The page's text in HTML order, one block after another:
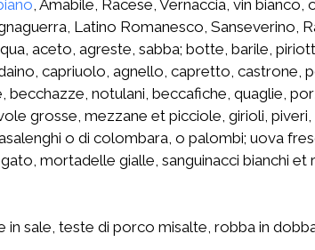
, Amabile, Racese, Vernaccia, vin
Latino Romanesco, Sanseverino,
aceto, agreste, sabba; botte, barile,
capriuolo, agnello, capretto, castrone,
notulani, beccafiche, quaglie,
grosse, mezzane et picciole, girioli,
o di colombara, o palombi; uova
mortadelle gialle, sanguinacci bianchi et
sale, teste di porco misalte, robba in